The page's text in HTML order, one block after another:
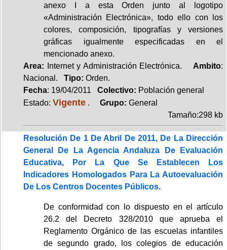
anexo I a esta Orden junto al logotipo
«Administración Electrónica», todo ello con los
colores, composición, tipografías y versiones
gráficas igualmente especificadas en el
mencionado anexo.
Area: Internet y Administración Electrónica. Ambito:
Nacional. Tipo: Orden.
Fecha: 19/04/2011 Colectivo: Población general
Estado: Vigente . Grupo: General
Tamaño:298 kb
Resolución De 1 De Abril De 2011, De La Dirección
General De La Agencia Andaluza De Evaluación
Educativa, Por La Que Se Establecen Los
Indicadores Homologados Para La Autoevaluación
De Los Centros Docentes Públicos.
De conformidad con lo dispuesto en el artículo
26.2 del Decreto 328/2010 que aprueba el
Reglamento Orgánico de las escuelas infantiles
de segundo grado, los colegios de educación